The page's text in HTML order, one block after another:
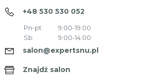
+48 530 530 052
Pn-pt
9:00-19:00
Sb
9:00-14:00
salon@expertsnu.pl
Znajdź salon